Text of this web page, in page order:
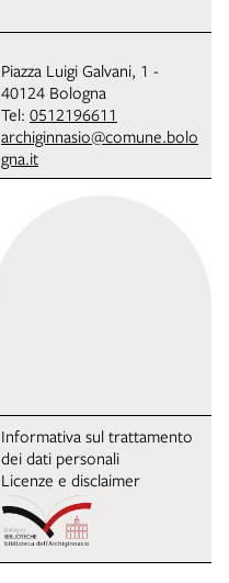
Piazza Luigi Galvani, 1 -
40124 Bologna
Tel: 0512196611
archiginnasio@comune.bolo
gna.it
Informativa sul trattamento
dei dati personali
Licenze e disclaimer